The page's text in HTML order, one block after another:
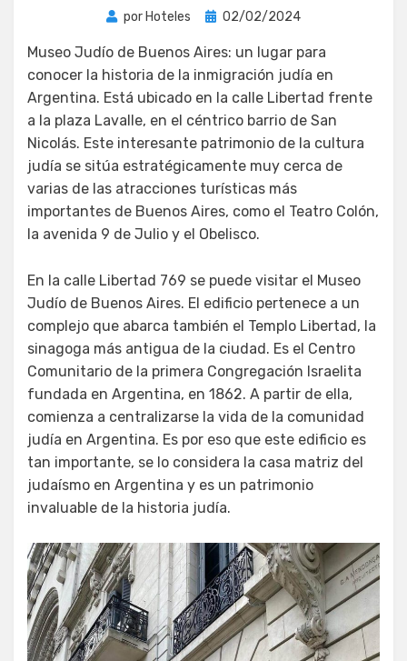
por Hoteles
Publicada
02/02/2024
Museo Judío de Buenos Aires: un lugar para
conocer la historia de la inmigración judía en
Argentina. Está ubicado en la calle Libertad frente
a la plaza Lavalle, en el céntrico barrio de San
Nicolás. Este interesante patrimonio de la cultura
judía se sitúa estratégicamente muy cerca de
varias de las atracciones turísticas más
importantes de Buenos Aires, como el Teatro Colón,
la avenida 9 de Julio y el Obelisco.
En la calle Libertad 769 se puede visitar el Museo
Judío de Buenos Aires. El edificio pertenece a un
complejo que abarca también el Templo Libertad, la
sinagoga más antigua de la ciudad. Es el Centro
Comunitario de la primera Congregación Israelita
fundada en Argentina, en 1862. A partir de ella,
comienza a centralizarse la vida de la comunidad
judía en Argentina. Es por eso que este edificio es
tan importante, se lo considera la casa matriz del
judaísmo en Argentina y es un patrimonio
invaluable de la historia judía.